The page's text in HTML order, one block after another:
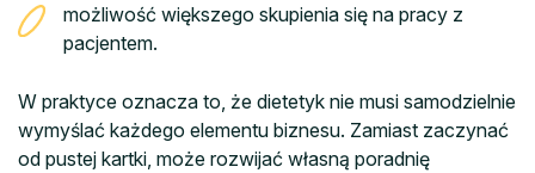
możliwość większego skupienia się na pracy z
pacjentem.
W praktyce oznacza to, że dietetyk nie musi samodzielnie
wymyślać każdego elementu biznesu. Zamiast zaczynać
od pustej kartki, może rozwijać własną poradnię